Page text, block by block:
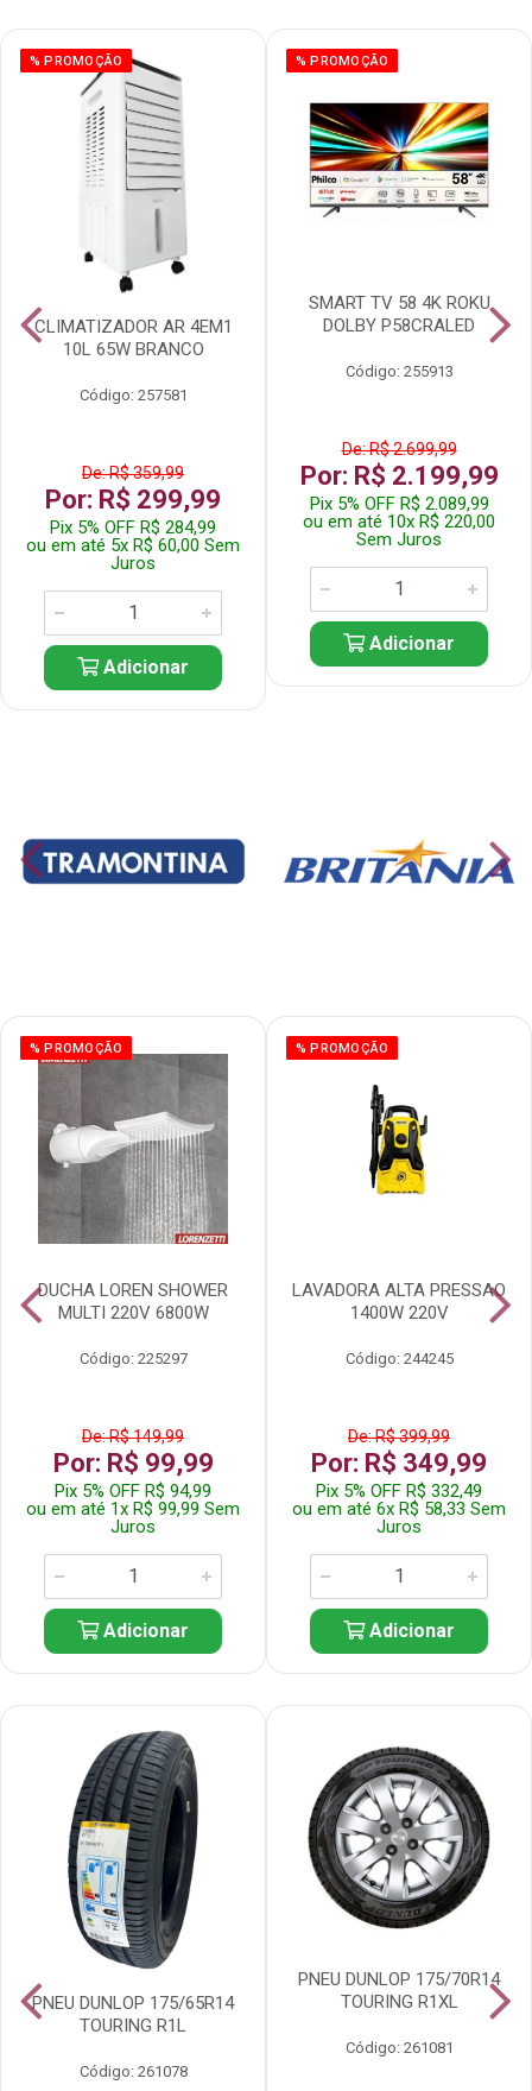
% PROMOÇÃO
CLIMATIZADOR AR 4EM1
10L 65W BRANCO
Código: 257581
De: R$ 359,99
Por: R$ 299,99
Pix 5% OFF R$ 284,99
ou em até 5x R$ 60,00 Sem
Juros
Adicionar
% PROMOÇÃO
SMART TV 58 4K ROKU
DOLBY P58CRALED
Código: 255913
De: R$ 2.699,99
Por: R$ 2.199,99
Pix 5% OFF R$ 2.089,99
ou em até 10x R$ 220,00
Sem Juros
Adicionar
% PROMOÇÃO
DUCHA LOREN SHOWER
MULTI 220V 6800W
Código: 225297
De: R$ 149,99
Por: R$ 99,99
Pix 5% OFF R$ 94,99
ou em até 1x R$ 99,99 Sem
Juros
Adicionar
% PROMOÇÃO
LAVADORA ALTA PRESSAO
1400W 220V
Código: 244245
De: R$ 399,99
Por: R$ 349,99
Pix 5% OFF R$ 332,49
ou em até 6x R$ 58,33 Sem
Juros
Adicionar
PNEU DUNLOP 175/65R14
TOURING R1L
Código: 261078
PNEU DUNLOP 175/70R14
TOURING R1XL
Código: 261081